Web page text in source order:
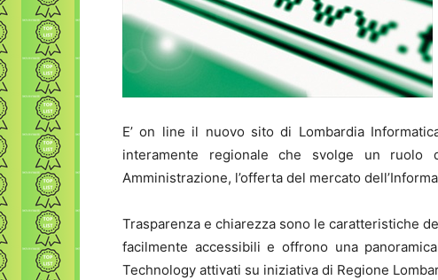
E’ on line il nuovo sito di Lombardia
interamente regionale che svolge un ruolo
Amministrazione, l’offerta del mercato
Trasparenza e chiarezza sono le caratteristiche
facilmente accessibili e offrono una
Technology attivati su iniziativa di Regione